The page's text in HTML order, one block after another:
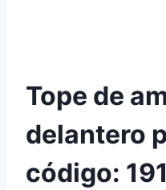
Tope de
delantero
código: